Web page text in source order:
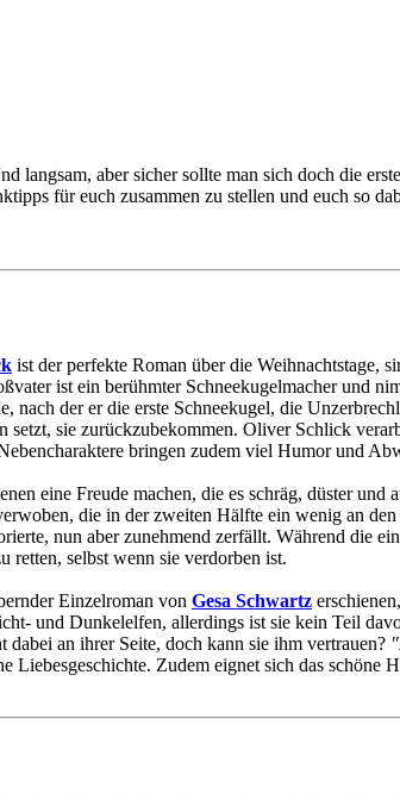
langsam, aber sicher sollte man sich doch die
für euch zusammen zu stellen und euch so
ist der perfekte Roman über die Weihnachtstage,
ist ein berühmter Schneekugelmacher und
nach der er die erste Schneekugel, die
sie zurückzubekommen. Oliver Schlick
bringen zudem viel Humor und
eine Freude machen, die es schräg, düster
die in der zweiten Hälfte ein wenig an
nun aber zunehmend zerfällt. Während die
retten, selbst wenn sie verdorben ist.
Einzelroman von Gesa Schwartz
und Dunkelelfen, allerdings ist sie kein Teil
an ihrer Seite, doch kann sie ihm vertrauen?
Zudem eignet sich das schöne